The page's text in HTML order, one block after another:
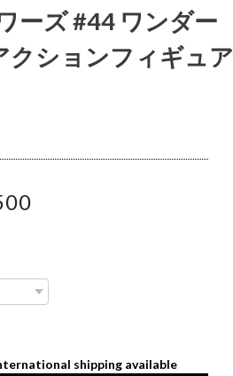
ーズ #44 ワンダー
クションフィギュア
shipping available